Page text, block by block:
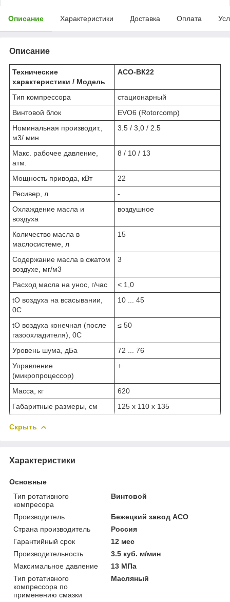
Описание Характеристики Доставка Оплата
Описание
Технические
характеристики / Модель
АСО-ВК22
Тип компрессора
стационарный
Винтовой блок
EVO6 (Rotorcomp)
Номинальная производит.,
м3/ мин
3.5 / 3,0 / 2.5
Макс. рабочее давление,
атм.
8 / 10 / 13
Мощность привода, кВт
22
Ресивер, л
-
Охлаждение масла и
воздуха
воздушное
Количество масла в
маслосистеме, л
15
Содержание масла в сжатом
воздухе, мг/м3
3
Расход масла на унос, г/час
< 1,0
tO воздуха на всасывании,
0С
10 ... 45
tO воздуха конечная (после
газоохладителя), 0С
≤ 50
Уровень шума, дБа
72 ... 76
Управление
(микропроцессор)
+
Масса, кг
620
Габаритные размеры, см
125 х 110 х 135
Скрыть
Характеристики
Основные
Тип ротативного
компресора
Винтовой
Производитель
Бежецкий завод АСО
Страна производитель
Россия
Гарантийный срок
12 мес
Производительность
3.5 куб. м/мин
Максимальное давление
13 МПа
Тип ротативного
компрессора по
применению смазки
Масляный